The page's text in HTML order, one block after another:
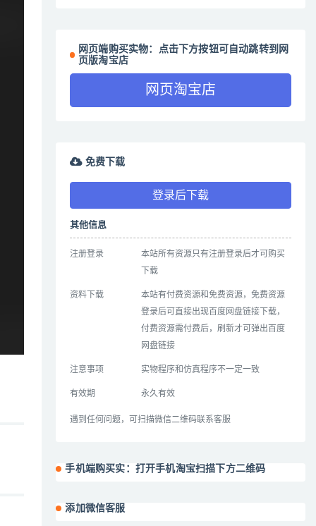
网页端购买实物：点击下方按钮可自动跳转到网
页版淘宝店
网页淘宝店
免费下载
登录后下载
其他信息
注册登录
本站所有资源只有注册登录后才可购买
下载
资料下载
本站有付费资源和免费资源，免费资源
登录后可直接出现百度网盘链接下载，
付费资源需付费后，刷新才可弹出百度
网盘链接
注意事项 实物程序和仿真程序不一定一致
有效期 永久有效
遇到任何问题，可扫描微信二维码联系客服
手机端购买实：打开手机淘宝扫描下方二维码
添加微信客服